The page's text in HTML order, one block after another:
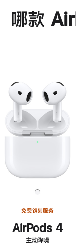
哪款
免费镌刻服务
AirPods 4
主动降噪